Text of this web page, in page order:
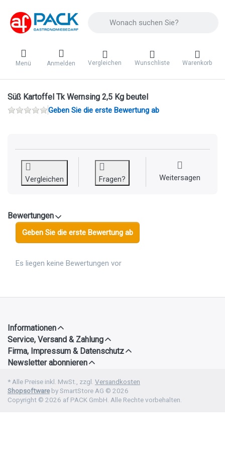
Menü Anmelden Vergleichen Wunschliste Warenkorb
Süß Kartoffel Tk Wernsing 2,5 Kg beutel
Geben Sie die erste Bewertung ab
Vergleichen Fragen? Weitersagen
Bewertungen
Geben Sie die erste Bewertung ab
Es liegen keine Bewertungen vor
Informationen
Service, Versand & Zahlung
Firma, Impressum & Datenschutz
Newsletter abonnieren
* Alle Preise inkl. MwSt., zzgl. Versandkosten
Shopsoftwareby SmartStore AG © 2026
Copyright © 2026 af PACK GmbH. Alle Rechte vorbehalten.